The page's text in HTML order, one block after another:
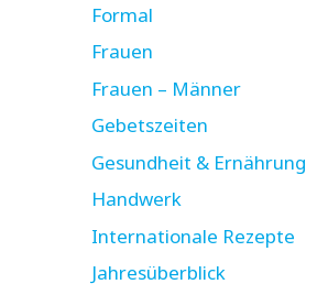
Formal
Frauen
Frauen – Männer
Gebetszeiten
Gesundheit & Ernährung
Handwerk
Internationale Rezepte
Jahresüberblick